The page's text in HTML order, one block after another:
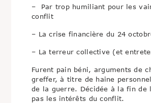
– Par trop humiliant pour les
conflit
– La crise financière du 24
– La terreur collective (et
Furent pain béni, arguments de
greffer, à titre de haine
de la guerre. Décidée à la fin de
pas les intérêts du conflit.